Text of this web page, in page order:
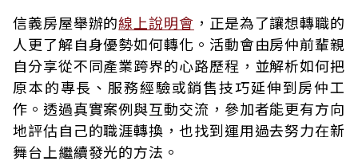
信義房屋舉辦的線上說明會 ，正是為了讓想轉職的
人更了解自身優勢如何轉化。活動會由房仲前輩親
自分享從不同產業跨界的心路歷程，並解析如何把
原本的專長、服務經驗或銷售技巧延伸到房仲工
作。透過真實案例與互動交流，參加者能更有方向
地評估自己的職涯轉換，也找到運用過去努力在新
舞台上繼續發光的方法。